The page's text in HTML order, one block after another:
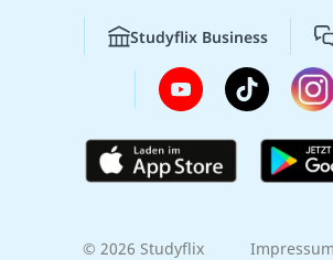
Studyflix Business
© 2026 Studyflix Impressum